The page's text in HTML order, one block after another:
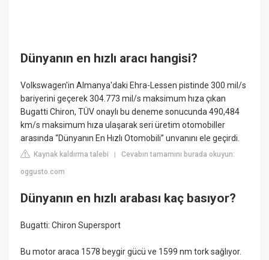
Dünyanın en hızlı aracı hangisi?
Volkswagen'in Almanya'daki Ehra-Lessen pistinde 300 mil/s
bariyerini geçerek 304.773 mil/s maksimum hıza çıkan
Bugatti Chiron, TÜV onaylı bu deneme sonucunda 490,484
km/s maksimum hıza ulaşarak seri üretim otomobiller
arasında “Dünyanın En Hızlı Otomobili” unvanını ele geçirdi.
Kaynak kaldırma talebi |Cevabın tamamını burada okuyun:
oggusto.com
Dünyanın en hızlı arabası kaç basıyor?
Bugatti: Chiron Supersport
Bu motor araca 1578 beygir gücü ve 1599 nm tork sağlıyor.